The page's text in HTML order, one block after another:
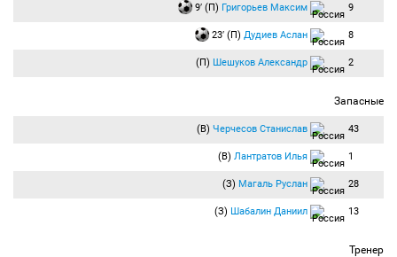
9′ (П) Григорьев Максим 9
23′ (П) Дудиев Аслан 8
(П) Шешуков Александр 2
Запасные
(В) Черчесов Станислав 43
(В) Лантратов Илья 1
(З) Магаль Руслан 28
(З) Шабалин Даниил 13
Тренер